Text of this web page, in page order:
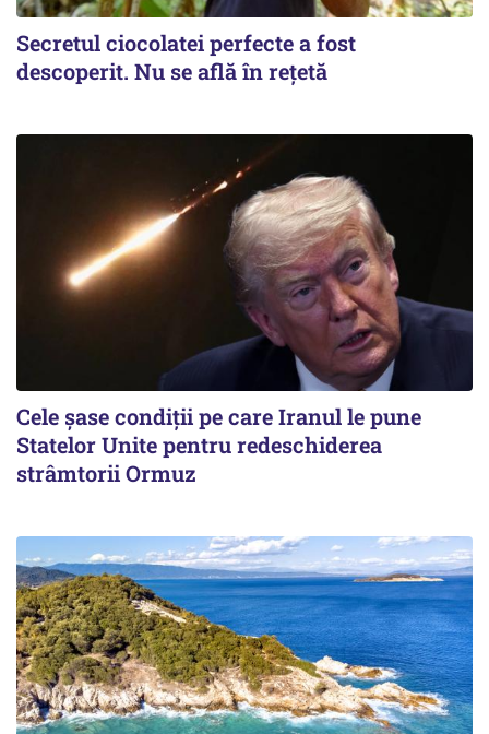
Secretul ciocolatei perfecte a fost
descoperit. Nu se află în rețetă
Cele șase condiții pe care Iranul le pune
Statelor Unite pentru redeschiderea
strâmtorii Ormuz